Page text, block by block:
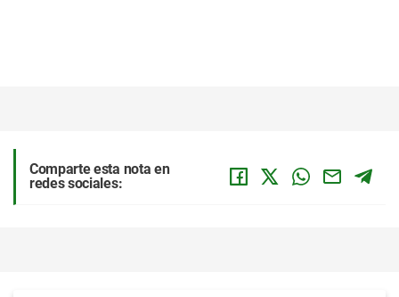
Comparte esta nota en
redes sociales: